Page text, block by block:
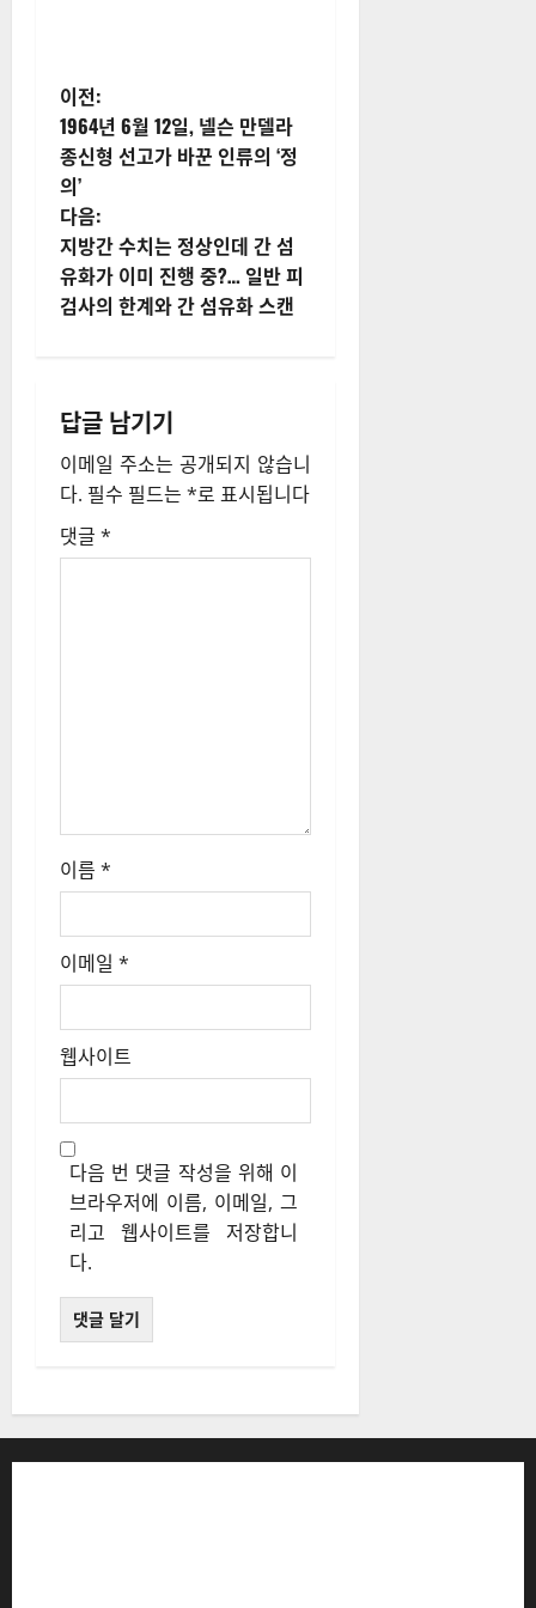
게
시
물
내
비
이
션
이전:
1964년 6월 12일, 넬슨 만델라
종신형 선고가 바꾼 인류의 ‘정
의’
다음:
지방간 수치는 정상인데 간 섬
유화가 이미 진행 중?… 일반 피
검사의 한계와 간 섬유화 스캔
답글 남기기
이메일 주소는 공개되지 않습니
다. 필수 필드는 *로 표시됩니다
댓글 *
이름 *
이메일 *
웹사이트
다음 번 댓글 작성을 위해 이
브라우저에 이름, 이메일, 그
리고 웹사이트를 저장합니
다.